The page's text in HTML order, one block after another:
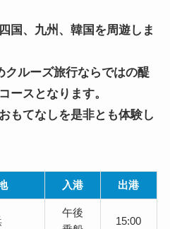
国、九州、韓国を周遊しま
クルーズ旅行ならではの醍
ースとなります。
もてなしを是非とも体験し
入港 出港
午後
15:00